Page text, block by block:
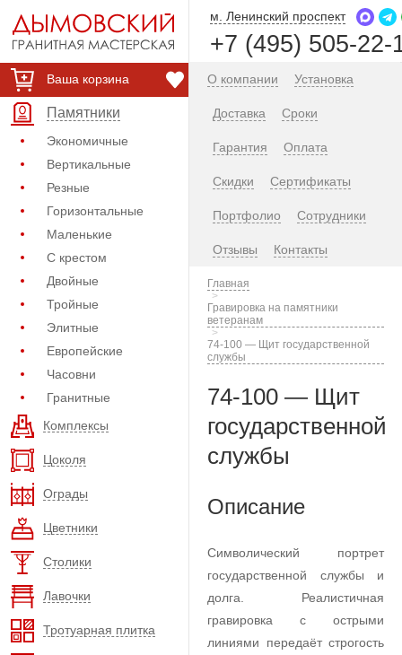
Ваша корзина
Памятники
Экономичные
Вертикальные
Резные
Горизонтальные
Маленькие
С крестом
Двойные
Тройные
Элитные
Европейские
Часовни
Гранитные
Комплексы
Цоколя
Ограды
Цветники
Столики
Лавочки
Тротуарная плитка
м. Ленинский проспект
+7 (495) 505-22-
О компании Установка
Доставка Сроки
Гарантия Оплата
Скидки Сертификаты
Портфолио Сотрудники
Отзывы Контакты
Главная
Гравировка на памятники
ветеранам
74-100 — Щит государственной
службы
74-100 — Щит
государственной
службы
Описание
Символический портрет
государственной службы и
долга. Реалистичная
гравировка с острыми
линиями передаёт строгость